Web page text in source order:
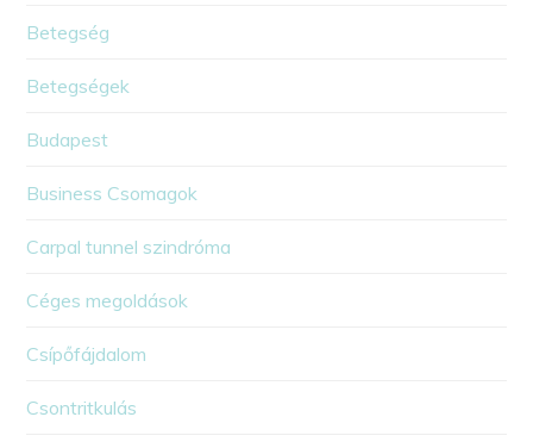
Betegség
Betegségek
Budapest
Business Csomagok
Carpal tunnel szindróma
Céges megoldások
Csípőfájdalom
Csontritkulás